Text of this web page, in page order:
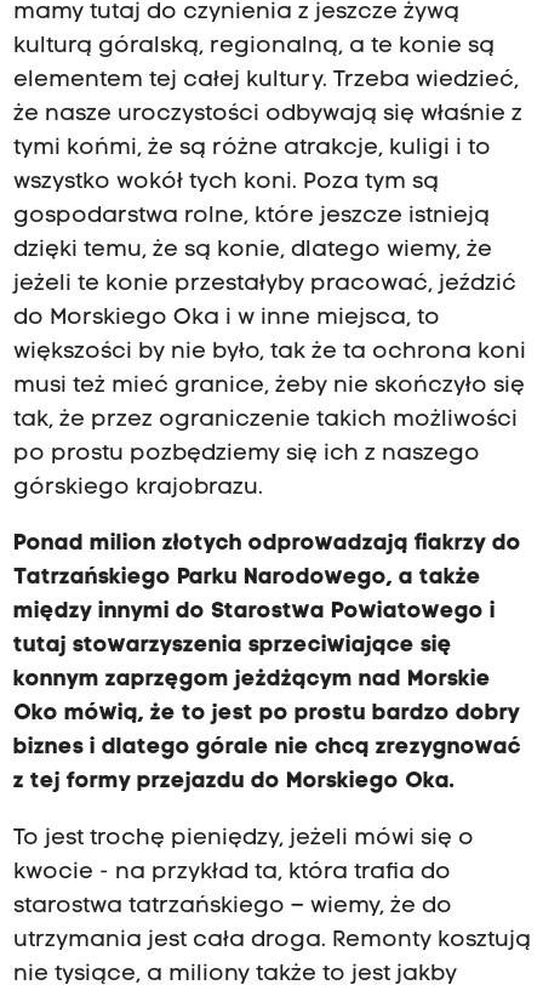
mamy tutaj do czynienia z jeszcze żywą
kulturą góralską, regionalną, a te konie są
elementem tej całej kultury. Trzeba wiedzieć,
że nasze uroczystości odbywają się właśnie z
tymi końmi, że są różne atrakcje, kuligi i to
wszystko wokół tych koni. Poza tym są
gospodarstwa rolne, które jeszcze istnieją
dzięki temu, że są konie, dlatego wiemy, że
jeżeli te konie przestałyby pracować, jeździć
do Morskiego Oka i w inne miejsca, to
większości by nie było, tak że ta ochrona koni
musi też mieć granice, żeby nie skończyło się
tak, że przez ograniczenie takich możliwości
po prostu pozbędziemy się ich z naszego
górskiego krajobrazu.
Ponad milion złotych odprowadzają fiakrzydo
Tatrzańskiego Parku Narodowego, a także
między innymi do Starostwa Powiatowego i
tutaj stowarzyszenia sprzeciwiające się
konnym zaprzęgom jeżdżącym nad Morskie
Oko mówią, że to jest po prostu bardzo dobry
biznes i dlatego górale nie chcą zrezygnować
z tej formy przejazdu do Morskiego Oka.
To jest trochę pieniędzy, jeżeli mówi się o
kwocie - na przykład ta, która trafia do
starostwa tatrzańskiego – wiemy, że do
utrzymania jest cała droga. Remonty kosztują
nie tysiące, a miliony także to jest jakby